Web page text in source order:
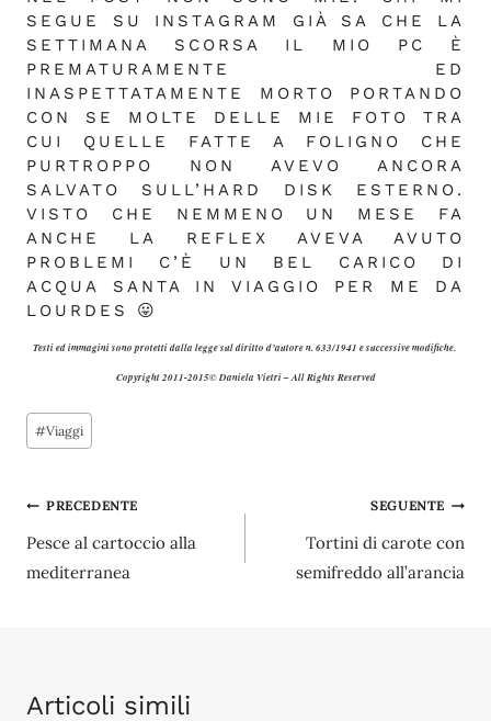
SEGUE SU INSTAGRAM GIÀ SA CHE LA
SETTIMANA SCORSA IL MIO PC È
PREMATURAMENTE ED
INASPETTATAMENTE MORTO PORTANDO
CON SE MOLTE DELLE MIE FOTO TRA
CUI QUELLE FATTE A FOLIGNO CHE
PURTROPPO NON AVEVO ANCORA
SALVATO SULL’HARD DISK ESTERNO.
VISTO CHE NEMMENO UN MESE FA
ANCHE LA REFLEX AVEVA AVUTO
PROBLEMI C’È UN BEL CARICO DI
ACQUA SANTA IN VIAGGIO PER ME DA
LOURDES 😛
Testi ed immagini sono protetti dalla legge sul diritto d’autore n. 633/1941 e successive modifiche.
Copyright 2011-2015© Daniela Vietri – All Rights Reserved
Tag
articolo:
#Viaggi
Navigazione
articoli
PRECEDENTE
Pesce al cartoccio alla
mediterranea
SEGUENTE
Tortini di carote con
semifreddo all’arancia
Articoli simili